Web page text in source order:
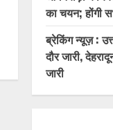
का चयन; होंगी
ब्रेकिंग न्यूज़ :
दौर जारी,
जारी